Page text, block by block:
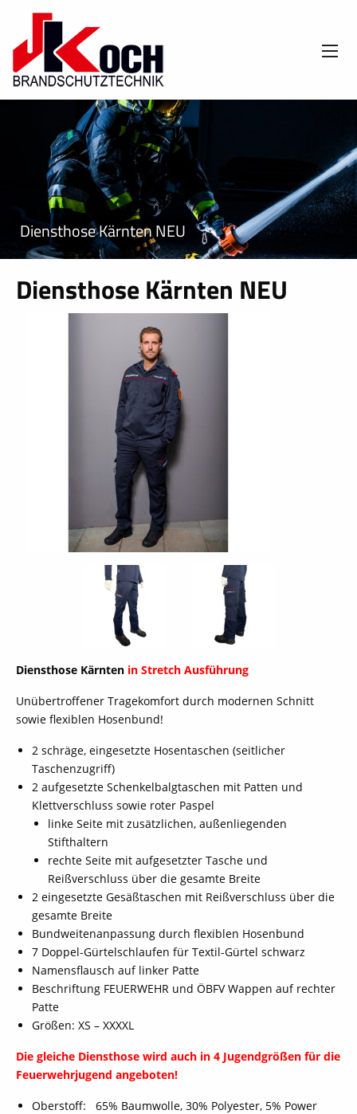
Diensthose Kärnten NEU
Diensthose Kärnten NEU
Diensthose Kärnten in Stretch Ausführung
Unübertroffener Tragekomfort durch modernen Schnitt
sowie flexiblen Hosenbund!
2 schräge, eingesetzte Hosentaschen (seitlicher
Taschenzugriff)
2 aufgesetzte Schenkelbalgtaschen mit Patten und
Klettverschluss sowie roter Paspel
linke Seite mit zusätzlichen, außenliegenden
Stifthaltern
rechte Seite mit aufgesetzter Tasche und
Reißverschluss über die gesamte Breite
2 eingesetzte Gesäßtaschen mit Reißverschluss über die
gesamte Breite
Bundweitenanpassung durch flexiblen Hosenbund
7 Doppel-Gürtelschlaufen für Textil-Gürtel schwarz
Namensflausch auf linker Patte
Beschriftung FEUERWEHR und ÖBFV Wappen auf rechter
Patte
Größen: XS – XXXXL
Die gleiche Diensthose wird auch in 4 Jugendgrößen für die
Feuerwehrjugend angeboten!
Oberstoff: 65% Baumwolle, 30% Polyester, 5% Power